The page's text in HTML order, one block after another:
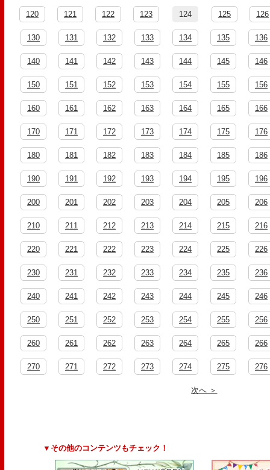
120 121 122 123 124 125 126
130 131 132 133 134 135 136
140 141 142 143 144 145 146
150 151 152 153 154 155 156
160 161 162 163 164 165 166
170 171 172 173 174 175 176
180 181 182 183 184 185 186
190 191 192 193 194 195 196
200 201 202 203 204 205 206
210 211 212 213 214 215 216
220 221 222 223 224 225 226
230 231 232 233 234 235 236
240 241 242 243 244 245 246
250 251 252 253 254 255 256
260 261 262 263 264 265 266
270 271 272 273 274 275 276
次へ ＞
▼その他のコンテンツもチェック！